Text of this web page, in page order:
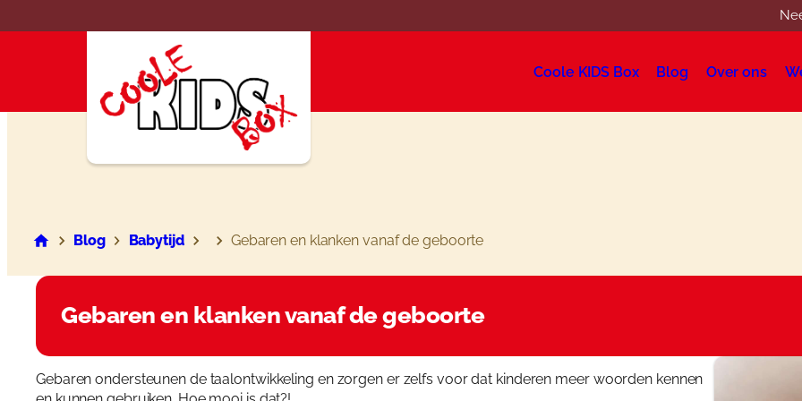
naar
Coole KIDS Box Blog Over ons
Blog Babytijd Gebaren en klanken vanaf de geboorte
Gebaren en klanken vanaf de geboorte
Gebaren ondersteunen de taalontwikkeling en zorgen er zelfs voor dat kinderen meer woorden kennen